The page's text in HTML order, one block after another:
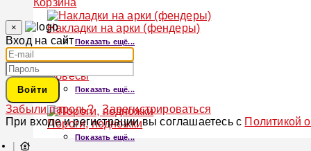
Накладки на арки (фендеры)
Показать ещё...
Обвесы
Показать ещё...
Пороги, подножки
Показать ещё...
Корзина
×
Вход на сайт
Войти
Забыли пароль?
Зарегистрироваться
При входе и регистрации вы соглашаетесь с Политикой